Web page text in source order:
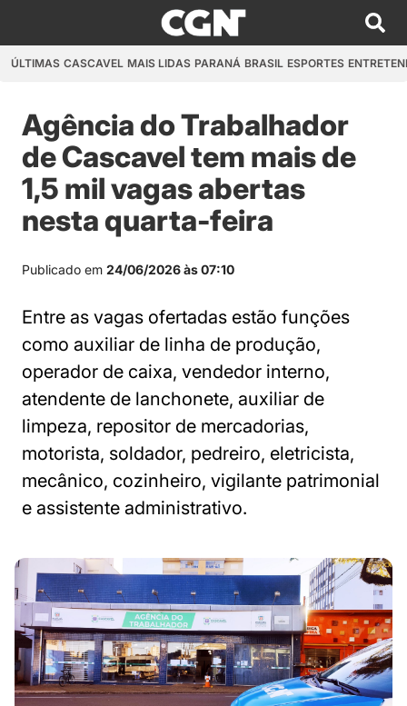
ÚLTIMAS CASCAVEL MAIS LIDAS PARANÁ BRASIL ESPORTES
Agência do Trabalhador
de Cascavel tem mais de
1,5 mil vagas abertas
nesta quarta-feira
Publicado em 24/06/2026 às 07:10
Entre as vagas ofertadas estão funções
como auxiliar de linha de produção,
operador de caixa, vendedor interno,
atendente de lanchonete, auxiliar de
limpeza, repositor de mercadorias,
motorista, soldador, pedreiro, eletricista,
mecânico, cozinheiro, vigilante patrimonial
e assistente administrativo.